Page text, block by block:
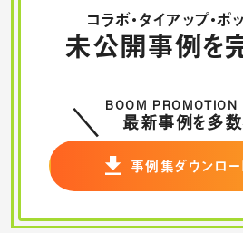
コラボ・タイアップ・ポ
未公開事例を
BOOM PROMOTION
最新事例を多数
事例集ダウンロー